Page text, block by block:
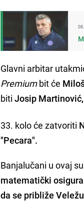
Glavni arbitar
Premiumbit će
bitiJosip Martinović,
33. kolo će zatvoriti
"Pecara".
Banjalučani u ovaj
matematički
da se približe